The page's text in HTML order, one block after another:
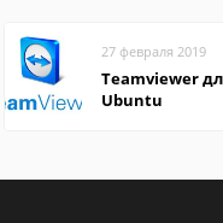
27 февраля 2019
Teamviewer
Ubuntu